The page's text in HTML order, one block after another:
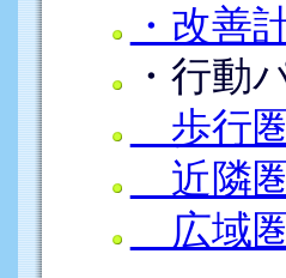
・改善
・行動
歩行
近隣
広域